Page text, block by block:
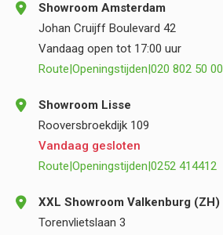
Showroom Amsterdam
Johan Cruijff Boulevard 42
Vandaag open tot 17:00 uur
Route|Openingstijden|020 802 50 00
Showroom Lisse
Rooversbroekdijk 109
Vandaag gesloten
Route|Openingstijden|0252 414412
XXL Showroom Valkenburg (ZH)
Torenvlietslaan 3